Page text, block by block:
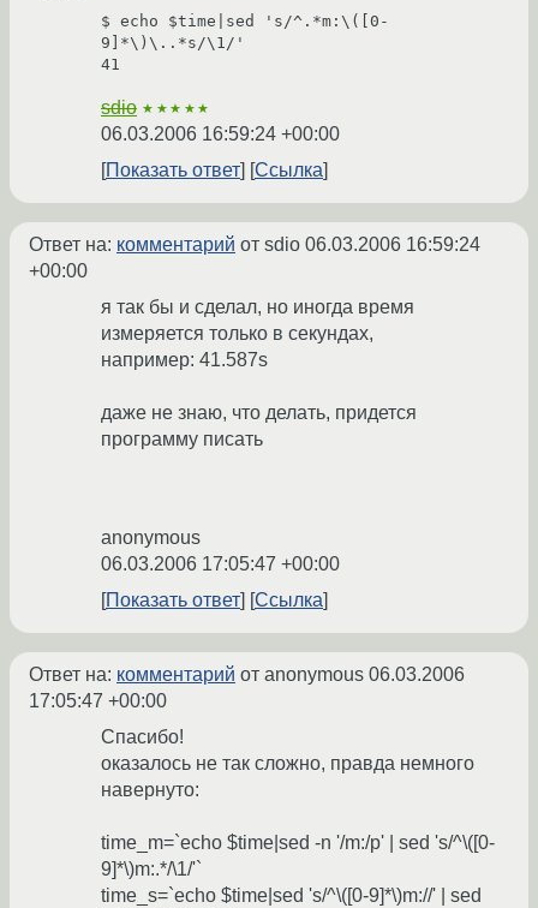
$ echo $time|sed 's/^.*m:\([0-
9]*\)\..*s/\1/'
sdio ★★★★★
06.03.2006 16:59:24 +00:00
Показать ответ
Ссылка
Ответ на: комментарий от sdio 06.03.2006 16:59:24
+00:00
я так бы и сделал, но иногда время
измеряется только в секундах,
например: 41.587s
даже не знаю, что делать, придется
программу писать
anonymous
06.03.2006 17:05:47 +00:00
Показать ответ
Ссылка
Ответ на: комментарий от anonymous 06.03.2006
17:05:47 +00:00
Спасибо!
оказалось не так сложно, правда немного
навернуто:
time_m=`echo $time|sed -n '/m:/p' | sed 's/^\([0-
9]*\)m:.*/\1/'`
time_s=`echo $time|sed 's/^\([0-9]*\)m://' | sed